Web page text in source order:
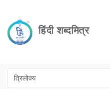
हिंदी शब्दमित्र